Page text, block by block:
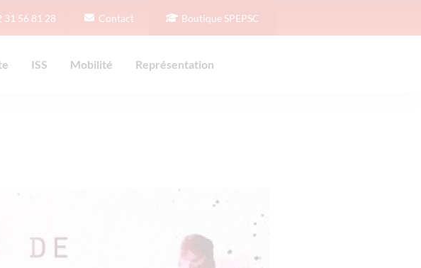
31 56 81 28 Contact Boutique SPEPSC
ISS Mobilité Représentation